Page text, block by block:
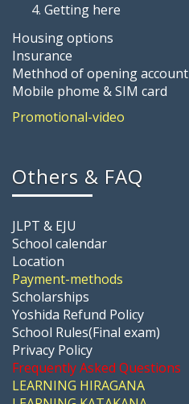
Getting here
Housing options
Insurance
Methhod of opening account
Mobile phome & SIM card
Promotional-video
Others & FAQ
JLPT & EJU
School calendar
Location
Payment-methods
Scholarships
Yoshida Refund Policy
School Rules(Final exam)
Privacy Policy
Frequently Asked Questions
LEARNING HIRAGANA